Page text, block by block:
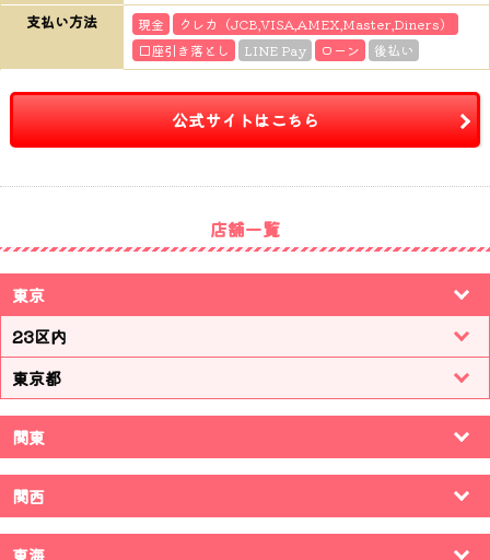
支払い方法 現金
クレカ（JCB,VISA,AMEX,Master,Diners）
口座引き落とし
LINE Pay ローン 後払い
公式サイトはこちら
店舗一覧
東京
23区内
東京都
関東
関西